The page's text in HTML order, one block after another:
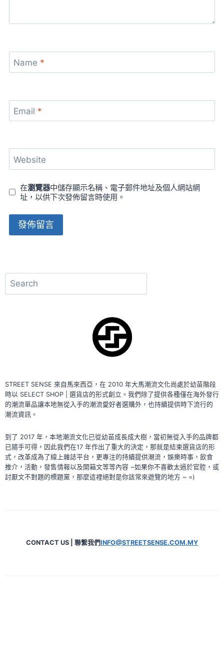
Name *
Email *
Website
在瀏覽器中儲存顯示名稱、電子郵件地址及個人網站網
址，以供下次發佈留言時使用。
搜
尋
STREET SENSE 來自馬來西亞，在 2010 年大馬潮流文化尚處於幼苗階段
時以 SELECT SHOP | 選貨店的形式創立。我們除了提供各種僅在海外發行
的潮流單品讓本地無從入手的潮流愛好者選購外，也持續提供時下流行的
潮流資訊。
到了 2017 年，本地潮流文化已從幼苗成長成大樹，當初無從入手的品牌都
已隨手可得，因此我們在17 年作出了重大的決定，那就是結束選貨店的形
式，改革成為了線上雜誌平台，更專注的持續提供潮流，娛樂時事，飲食
推介，活動，發售情報以及開箱文等等內容 ~如果你不喜歡太過於官腔，或
討厭文不對題的標題黨，那麼這裡絕對是你該常來遊覽的地方 ~ =)
CONTACT US | 聯繫我們INFO@STREETSENSE.COM.MY